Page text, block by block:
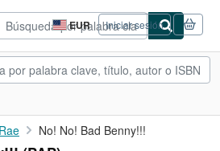
EUR
Preferencias
de
compra
del
Iniciar sesión
No! No! Bad Benny!!!